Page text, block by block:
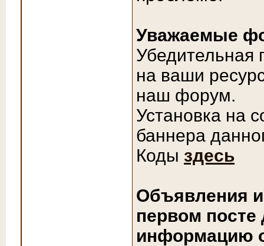
Уважаемые
Убедительная
на ваши
наш форум.
Установка на
баннера
Коды здесь
Объявления
первом
информацию